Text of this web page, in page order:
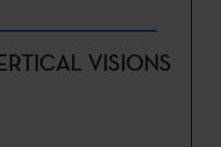
VISIONS